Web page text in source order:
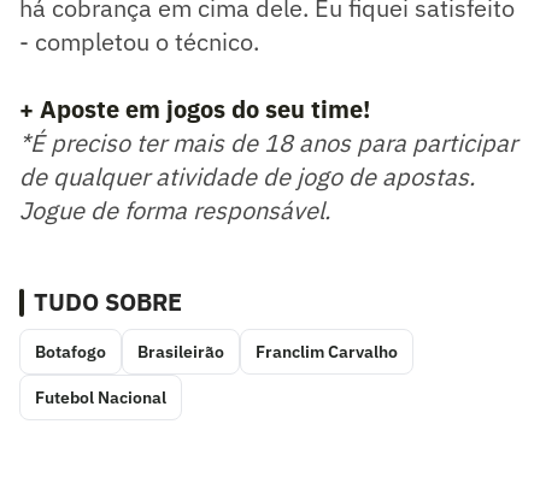
há cobrança em cima dele. Eu fiquei satisfeito
- completou o técnico.
+ Aposte em jogos do seu time!
*É preciso ter mais de 18 anos para participar
de qualquer atividade de jogo de apostas.
Jogue de forma responsável.
TUDO SOBRE
Botafogo Brasileirão Franclim Carvalho
Futebol Nacional